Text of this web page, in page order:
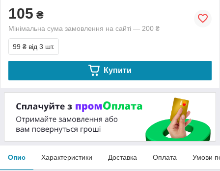
105 ₴
Мінімальна сума замовлення на сайті — 200 ₴
99 ₴ від 3 шт.
Купити
Опис Характеристики Доставка Оплата Умови